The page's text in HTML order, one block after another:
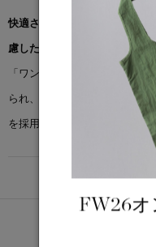
快適さをさらに高めるリラッ
慮したディテールが特徴です。
「ワンダー フルジップ」は
られ、程よい重みと滑らかな
を採用し、長く愛用しても形
あな
FW26オ